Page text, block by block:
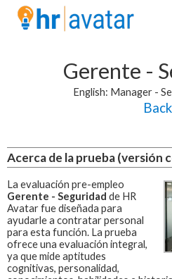
Gerente -
English: Manager -
Back
Acerca de la prueba (versión
La evaluación pre-empleo
Gerente - Seguridad de HR
Avatar fue diseñada para
ayudarle a contratar personal
para esta función. La prueba
ofrece una evaluación integral,
ya que mide aptitudes
cognitivas, personalidad,